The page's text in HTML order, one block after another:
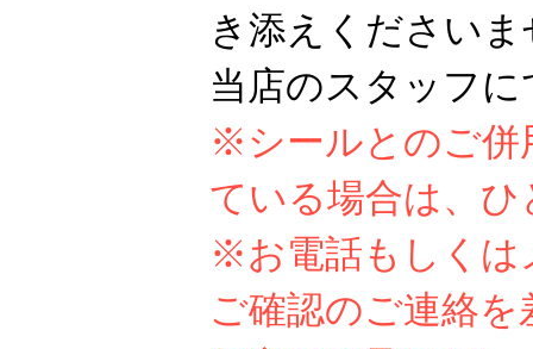
き添えくださいま
当店のスタッフ
※シールとのご併
ている場合は、
※お電話もしくは
ご確認のご連絡